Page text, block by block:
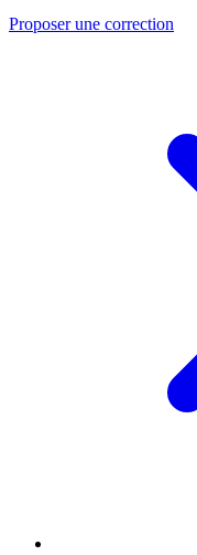
Proposer une correction